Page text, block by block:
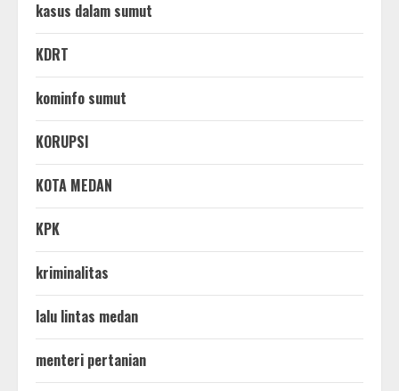
kasus dalam sumut
KDRT
kominfo sumut
KORUPSI
KOTA MEDAN
KPK
kriminalitas
lalu lintas medan
menteri pertanian